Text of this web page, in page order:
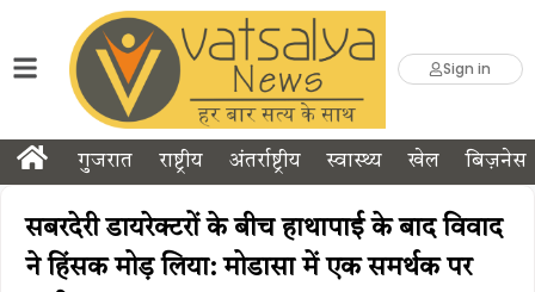
Sign in
गुजरात राष्ट्रीय अंतर्राष्ट्रीय स्वास्थ्य खेल बिज़नेस
सबरदेरी डायरेक्टरों के बीच हाथापाई के बाद विवाद
ने हिंसक मोड़ लिया: मोडासा में एक समर्थक पर